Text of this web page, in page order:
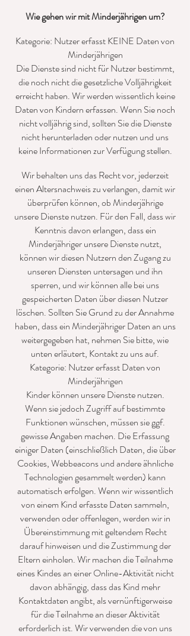
Wie gehen wir mit Minderjährigen um?
Kategorie: Nutzer erfasst KEINE Daten von
Minderjährigen
Die Dienste sind nicht für Nutzer bestimmt,
die noch nicht die gesetzliche Volljährigkeit
erreicht haben. Wir werden wissentlich keine
Daten von Kindern erfassen. Wenn Sie noch
nicht volljährig sind, sollten Sie die Dienste
nicht herunterladen oder nutzen und uns
keine Informationen zur Verfügung stellen.
Wir behalten uns das Recht vor, jederzeit
einen Altersnachweis zu verlangen, damit wir
überprüfen können, ob Minderjährige
unsere Dienste nutzen. Für den Fall, dass wir
Kenntnis davon erlangen, dass ein
Minderjähriger unsere Dienste nutzt,
können wir diesen Nutzern den Zugang zu
unseren Diensten untersagen und ihn
sperren, und wir können alle bei uns
gespeicherten Daten über diesen Nutzer
löschen. Sollten Sie Grund zu der Annahme
haben, dass ein Minderjähriger Daten an uns
weitergegeben hat, nehmen Sie bitte, wie
unten erläutert, Kontakt zu uns auf.
Kategorie: Nutzer erfasst Daten von
Minderjährigen
Kinder können unsere Dienste nutzen.
Wenn sie jedoch Zugriff auf bestimmte
Funktionen wünschen, müssen sie ggf.
gewisse Angaben machen. Die Erfassung
einiger Daten (einschließlich Daten, die über
Cookies, Webbeacons und andere ähnliche
Technologien gesammelt werden) kann
automatisch erfolgen. Wenn wir wissentlich
von einem Kind erfasste Daten sammeln,
verwenden oder offenlegen, werden wir in
Übereinstimmung mit geltendem Recht
darauf hinweisen und die Zustimmung der
Eltern einholen. Wir machen die Teilnahme
eines Kindes an einer Online-Aktivität nicht
davon abhängig, dass das Kind mehr
Kontaktdaten angibt, als vernünftigerweise
für die Teilnahme an dieser Aktivität
erforderlich ist. Wir verwenden die von uns